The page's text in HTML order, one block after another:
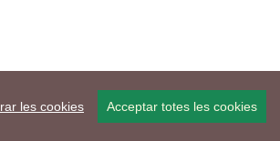
les cookies Acceptar totes les cookies